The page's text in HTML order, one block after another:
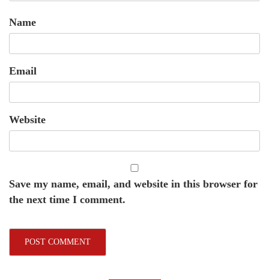
Name
Email
Website
Save my name, email, and website in this browser for
the next time I comment.